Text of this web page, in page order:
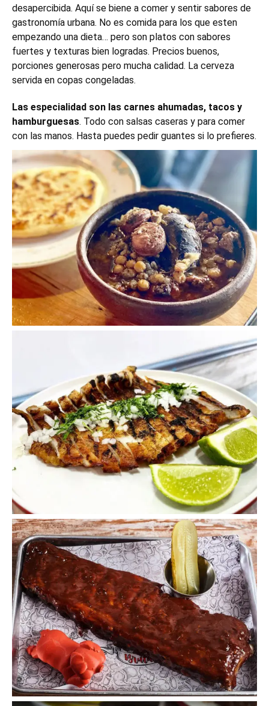
desapercibida. Aquí se biene a comer y sentir sabores de
gastronomía urbana. No es comida para los que esten
empezando una dieta… pero son platos con sabores
fuertes y texturas bien logradas. Precios buenos,
porciones generosas pero mucha calidad. La cerveza
servida en copas congeladas.
Las especialidad son las carnes ahumadas, tacos y
hamburguesas. Todo con salsas caseras y para comer
con las manos. Hasta puedes pedir guantes si lo prefieres.